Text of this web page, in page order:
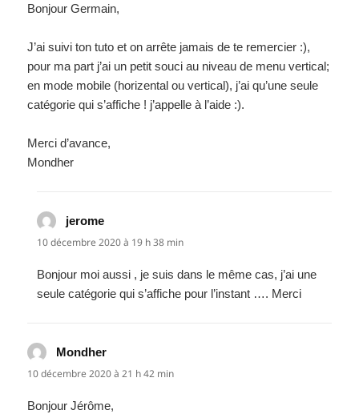
Bonjour Germain,
J’ai suivi ton tuto et on arrête jamais de te remercier :),
pour ma part j’ai un petit souci au niveau de menu vertical;
en mode mobile (horizental ou vertical), j’ai qu’une seule
catégorie qui s’affiche ! j’appelle à l’aide :).
Merci d’avance,
Mondher
jerome
10 décembre 2020 à 19 h 38 min
Bonjour moi aussi , je suis dans le même cas, j’ai une
seule catégorie qui s’affiche pour l’instant …. Merci
Mondher
10 décembre 2020 à 21 h 42 min
Bonjour Jérôme,